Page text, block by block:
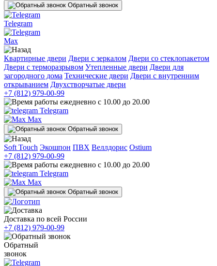
Обратный звонок
Telegram
Max
Квартирные двери Двери с зеркалом Двери со стеклопакетом
Двери с терморазрывом Утепленные двери Двери для
загородного дома Технические двери Двери с внутренним
открыванием Двухстворчатые двери
+7 (812) 979-00-99
ежедневно с 10.00 до 20.00
Telegram
Max
Обратный звонок
Soft Touch Экошпон ПВХ Веллдорис Ostium
+7 (812) 979-00-99
ежедневно с 10.00 до 20.00
Telegram
Max
Обратный звонок
Доставка по всей России
+7 (812) 979-00-99
Обратный
звонок